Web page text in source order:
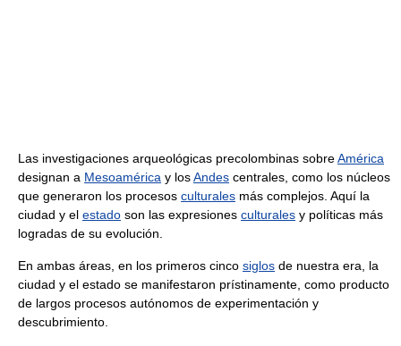
Las investigaciones arqueológicas precolombinas sobreAmérica
designan a Mesoamérica y losAndes centrales, como los núcleos
que generaron los procesos culturales más complejos. Aquí la
ciudad y el estado son las expresiones culturales y políticas más
logradas de su evolución.
En ambas áreas, en los primeros cinco siglos de nuestra era, la
ciudad y el estado se manifestaron prístinamente, como producto
de largos procesos autónomos de experimentación y
descubrimiento.